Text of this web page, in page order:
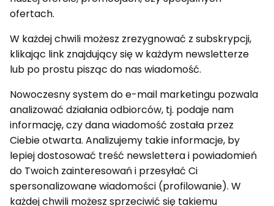
ofertach.
W każdej chwili możesz zrezygnować z subskrypcji,
klikając link znajdujący się w każdym newsletterze
lub po prostu pisząc do nas wiadomość.
Nowoczesny system do e-mail marketingu pozwala
analizować działania odbiorców, tj. podaje nam
informację, czy dana wiadomość została przez
Ciebie otwarta. Analizujemy takie informacje, by
lepiej dostosować treść newslettera i powiadomień
do Twoich zainteresowań i przesyłać Ci
spersonalizowane wiadomości (profilowanie). W
każdej chwili możesz sprzeciwić się takiemu